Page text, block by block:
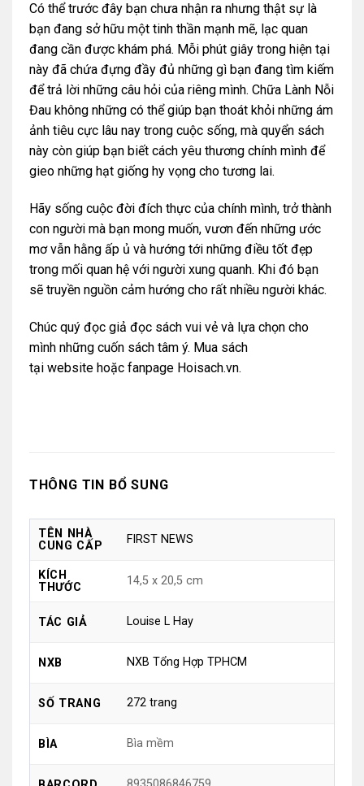
Có thể trước đây bạn chưa nhận ra nhưng thật sự là
bạn đang sở hữu một tinh thần mạnh mẽ, lạc quan
đang cần được khám phá. Mỗi phút giây trong hiện tại
này đã chứa đựng đầy đủ những gì bạn đang tìm kiếm
để trả lời những câu hỏi của riêng mình. Chữa Lành Nỗi
Đau không những có thể giúp bạn thoát khỏi những ám
ảnh tiêu cực lâu nay trong cuộc sống, mà quyển sách
này còn giúp bạn biết cách yêu thương chính mình để
gieo những hạt giống hy vọng cho tương lai.
Hãy sống cuộc đời đích thực của chính mình, trở thành
con người mà bạn mong muốn, vươn đến những ước
mơ vẫn hằng ấp ủ và hướng tới những điều tốt đẹp
trong mối quan hệ với người xung quanh. Khi đó bạn
sẽ truyền nguồn cảm hướng cho rất nhiều người khác.
Chúc quý đọc giả đọc sách vui vẻ và lựa chọn cho
mình những cuốn sách tâm ý. Mua sách
tại websitehoặc fanpage Hoisach.vn.
THÔNG TIN BỔ SUNG
TÊN NHÀ
CUNG CẤP
FIRST NEWS
KÍCH
THƯỚC
14,5 x 20,5 cm
TÁC GIẢ Louise L Hay
NXB NXB Tổng Hợp TPHCM
SỐ TRANG 272 trang
BÌA Bìa mềm